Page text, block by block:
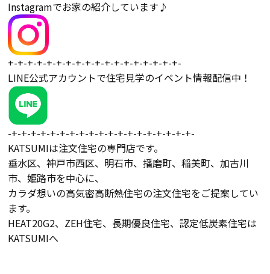
Instagramでお家の紹介しています♪
+-+-+-+-+-+-+-+-+-+-+-+-+-+-+-+-+-+-
LINE公式アカウントで住宅見学のイベント情報配信中！
-+-+-+-+-+-+-+-+-+-+-+-+-+-+-+-+-+-+-+-
KATSUMIは注文住宅の専門店です。
垂水区、神戸市西区、明石市、播磨町、稲美町、加古川
市、姫路市を中心に、
カラダ想いの高気密高断熱住宅の注文住宅をご提案してい
ます。
HEAT20G2、ZEH住宅、長期優良住宅、認定低炭素住宅は
KATSUMIへ